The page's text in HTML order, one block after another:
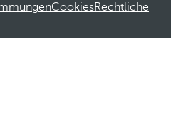
CookiesRechtliche